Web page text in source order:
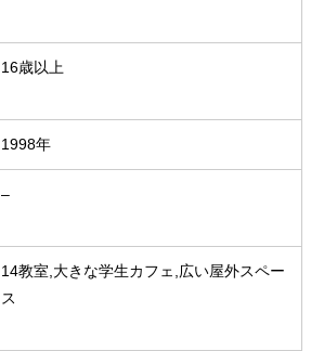
16歳以上
1998年
–
14教室,大きな学生カフェ,広い屋外スペー
ス